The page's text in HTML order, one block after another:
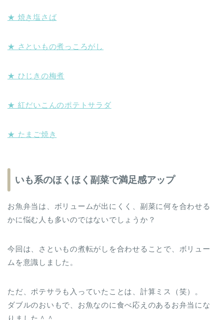
★ 焼き塩さば
★ さといもの煮っころがし
★ ひじきの梅煮
★ 紅だいこんのポテトサラダ
★ たまご焼き
いも系のほくほく副菜で満足感アップ
お魚弁当は、ボリュームが出にくく、副菜に何を合わせる
かに悩む人も多いのではないでしょうか？
今回は、さといもの煮転がしを合わせることで、ボリュー
ムを意識しました。
ただ、ポテサラも入っていたことは、計算ミス（笑）。
ダブルのおいもで、お魚なのに食べ応えのあるお弁当にな
りました＾＾